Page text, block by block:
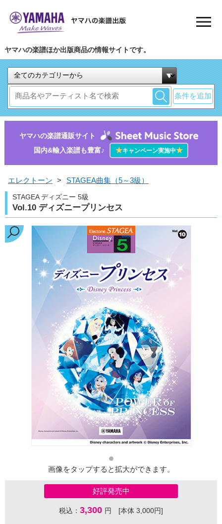
ヤマハの楽譜ほか出版商品の情報サイトです。
条件を追加
ヤマハの楽譜通販サイト
国内&輸入楽譜も豊富♪
★キャンペーン実施中★
エレクトーン > STAGEA曲集（5～3級）
STAGEA ディズニー 5級
Vol.10 ディズニープリンセス
画像をタップすると拡大ができます。
好評発売中
税込： 3,300 円 [本体 3,000円]